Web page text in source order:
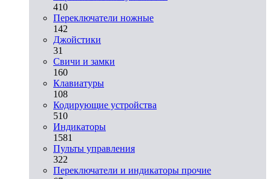
410
Переключатели ножные
142
Джойстики
31
Свичи и замки
160
Клавиатуры
108
Кодирующие устройства
510
Индикаторы
1581
Пульты управления
322
Переключатели и индикаторы прочие